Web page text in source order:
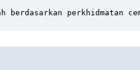
berdasarkan